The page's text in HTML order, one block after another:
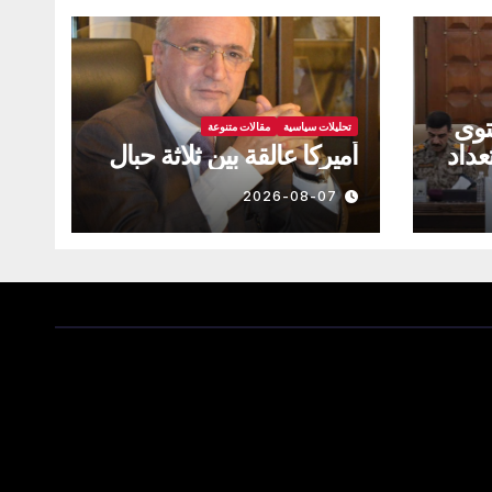
تحليلات سياسية مقالات متنوعة
أميركا عالقة بين ثلاثة حبال
2026-08-07